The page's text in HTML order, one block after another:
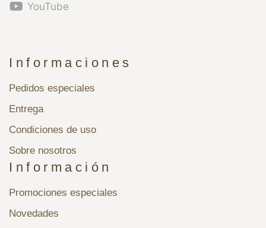
YouTube
Informaciones
Pedidos especiales
Entrega
Condiciones de uso
Sobre nosotros
Información
Promociones especiales
Novedades